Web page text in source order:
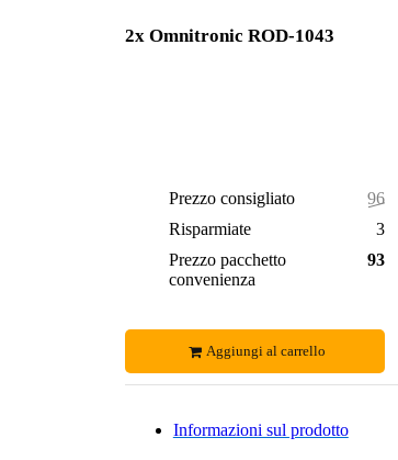
2x Omnitronic ROD-1043
Prezzo consigliato
Risparmiate
Prezzo pacchetto
convenienza
Aggiungi al carrello
Informazioni sul prodotto